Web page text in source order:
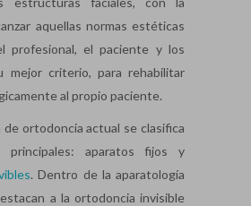
aquellas normas estéticas
profesional, el paciente y los
mejor criterio, para rehabilitar
al propio paciente.
de ortodoncia actual se clasifica
aparatos fijos y
. Dentro de la aparatología
a la ortodoncia invisible